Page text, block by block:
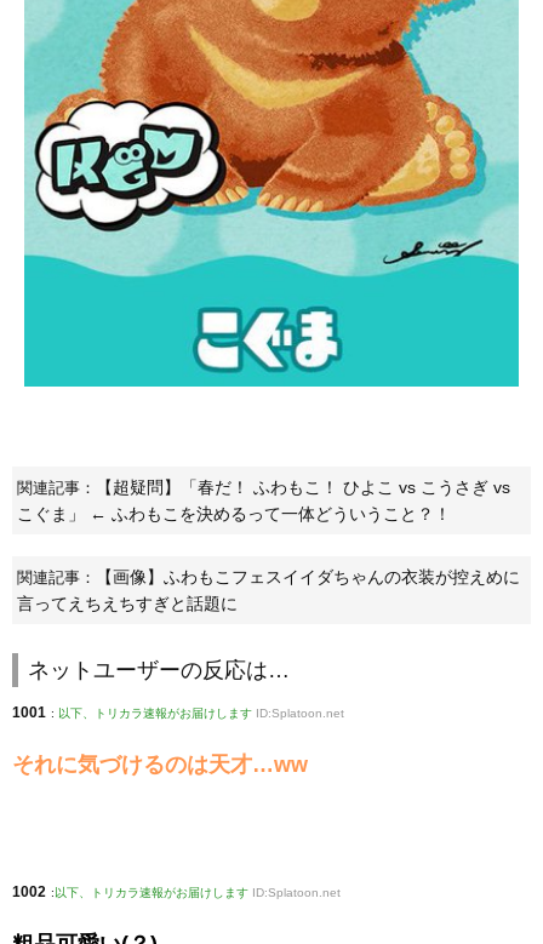
関連記事：
【超疑問】「春だ！ ふわもこ！ ひよこ vs こうさぎ vs
こぐま」 ← ふわもこを決めるって一体どういうこと？！
関連記事：
【画像】ふわもこフェスイイダちゃんの衣装が控えめに
言ってえちえちすぎと話題に
ネットユーザーの反応は…
1001 : 以下、トリカラ速報がお届けします ID:Splatoon.net
それに気づけるのは天才…ww
1002 :以下、トリカラ速報がお届けします ID:Splatoon.net